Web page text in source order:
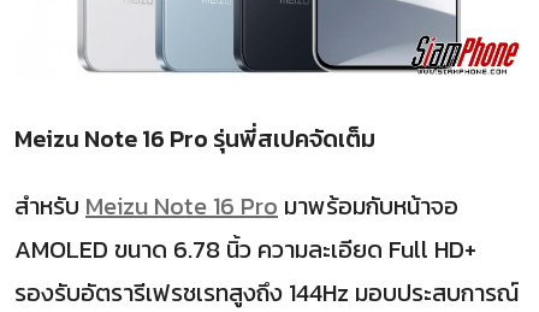
Meizu Note 16 Pro รุ่นพี่สเปคจัดเต็ม
สำหรับ Meizu Note 16 Pro มาพร้อมกับหน้าจอ
AMOLED ขนาด 6.78 นิ้ว ความละเอียด Full HD+
รองรับอัตรารีเฟรชเรทสูงถึง 144Hz มอบประสบการณ์